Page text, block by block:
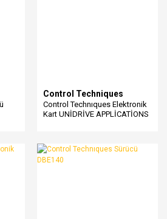
Control Techniques
Control Technıques Elektronik
Kart UNİDRİVE APPLİCATİONS